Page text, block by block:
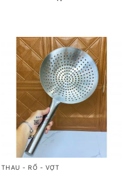
THAU - RỔ - VỢT